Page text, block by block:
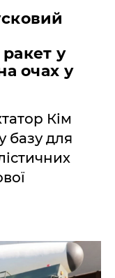
у
очах у
Кім
базу для